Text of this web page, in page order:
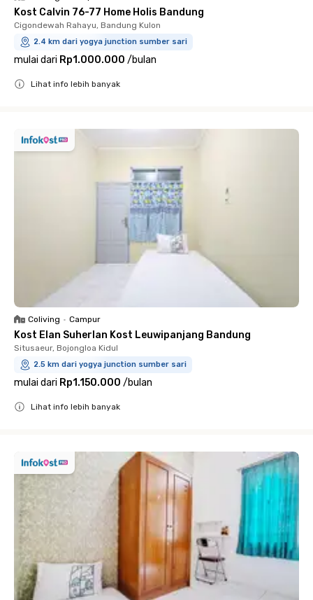
Kost Calvin 76-77 Home Holis Bandung
Cigondewah Rahayu, Bandung Kulon
2.4 km dari yogya junction sumber sari
mulai dari Rp1.000.000 /bulan
Lihat info lebih banyak
Coliving • Campur
Kost Elan Suherlan Kost Leuwipanjang Bandung
Situsaeur, Bojongloa Kidul
2.5 km dari yogya junction sumber sari
mulai dari Rp1.150.000 /bulan
Lihat info lebih banyak